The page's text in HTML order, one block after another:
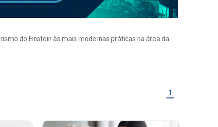
do Einstein às mais modernas práticas na área da
1